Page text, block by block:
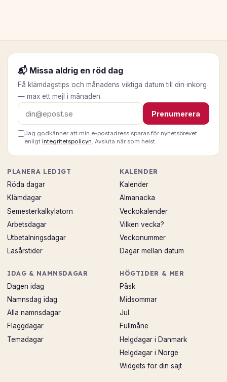
📬 Missa aldrig en röd dag
Få klämdagstips och månadens viktiga datum till din inkorg
— max ett mejl i månaden.
E-postadress Prenumerera
Jag godkänner att min e-postadress sparas för nyhetsbrevet
enligt integritetspolicyn. Avsluta när som helst.
PLANERA LEDIGT
Röda dagar
Klämdagar
Semesterkalkylatorn
Arbetsdagar
Utbetalningsdagar
Läsårstider
KALENDER
Kalender
Almanacka
Veckokalender
Vilken vecka?
Veckonummer
Dagar mellan datum
IDAG & NAMNSDAGAR
Dagen idag
Namnsdag idag
Alla namnsdagar
Flaggdagar
Temadagar
HÖGTIDER & MER
Påsk
Midsommar
Jul
Fullmåne
Helgdagar i Danmark
Helgdagar i Norge
Widgets för din sajt